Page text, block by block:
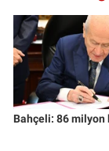
Bahçeli: 86 milyon